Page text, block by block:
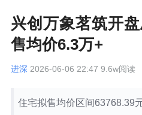
兴创万象茗筑开
售均价6.3万+
进深 2026-06-06 22:47 9.6w阅读
住宅拟售均价区间63768.39